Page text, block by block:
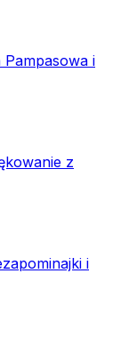
i
z
i